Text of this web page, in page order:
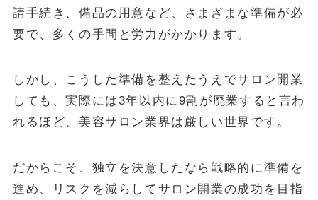
請手続き、備品の用意など、さまざまな準備が必
要で、多くの手間と労力がかかります。
しかし、こうした準備を整えたうえでサロン開業
しても、実際には3年以内に9割が廃業すると言わ
れるほど、美容サロン業界は厳しい世界です。
だからこそ、独立を決意したなら戦略的に準備を
進め、リスクを減らしてサロン開業の成功を目指